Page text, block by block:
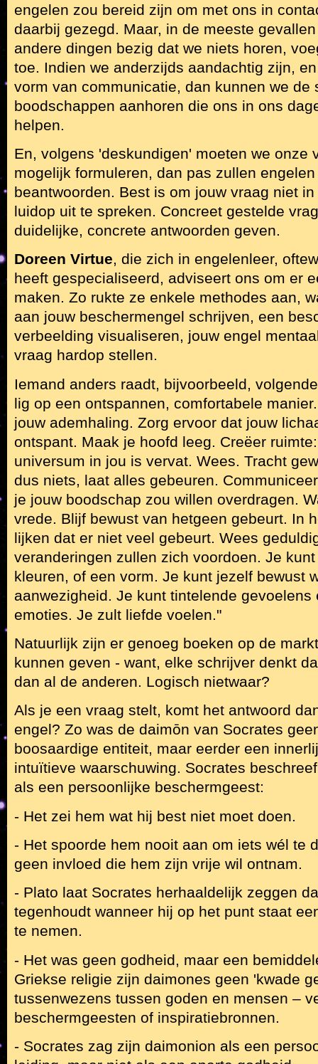
engelen zou bereid zijn om met ons in
daarbij gezegd. Maar, in de meeste
andere dingen bezig dat we niets horen,
toe. Indien we anderzijds aandachtig zijn,
vorm van communicatie, dan kunnen we de
boodschappen aanhoren die ons in ons
helpen.
En, volgens 'deskundigen' moeten we onze
mogelijk formuleren, dan pas zullen
beantwoorden. Best is om jouw vraag niet
luidop uit te spreken. Concreet gestelde
duidelijke, concrete antwoorden geven.
Doreen Virtue, die zich in engelenleer,
heeft gespecialiseerd, adviseert ons om er
maken. Zo rukte ze enkele methodes aan,
aan jouw beschermengel schrijven, een
verbeelding visualiseren, jouw engel
vraag hardop stellen.
Iemand anders raadt, bijvoorbeeld,
lig op een ontspannen, comfortabele
jouw ademhaling. Zorg ervoor dat jouw
ontspant. Maak je hoofd leeg. Creëer
universum in jou is vervat. Wees. Tracht
dus niets, laat alles gebeuren.
je jouw boodschap zou willen overdragen.
vrede. Blijf bewust van hetgeen gebeurt. In
lijken dat er niet veel gebeurt. Wees
veranderingen zullen zich voordoen. Je
kleuren, of een vorm. Je kunt jezelf bewust
aanwezigheid. Je kunt tintelende gevoelens
emoties. Je zult liefde voelen."
Natuurlijk zijn er genoeg boeken op de
kunnen geven - want, elke schrijver denkt
dan al de anderen. Logisch nietwaar?
Als je een vraag stelt, komt het antwoord
engel? Zo was de daimōn van Socrates
boosaardige entiteit, maar eerder een
intuïtieve waarschuwing. Socrates
als een persoonlijke beschermgeest:
- Het zei hem wat hij best niet moet doen.
- Het spoorde hem nooit aan om iets wél te
geen invloed die hem zijn vrije wil ontnam.
- Plato laat Socrates herhaaldelijk zeggen
tegenhoudt wanneer hij op het punt staat
te nemen.
- Het was geen godheid, maar een
Griekse religie zijn daimones geen 'kwade
tussenwezens tussen goden en mensen –
beschermgeesten of inspiratiebronnen.
- Socrates zag zijn daimonion als een